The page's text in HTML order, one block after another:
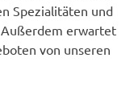
Spezialitäten und
erwartet
von unseren